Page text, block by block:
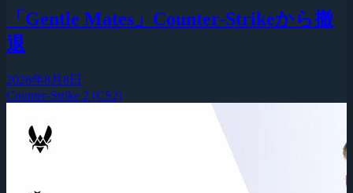
「Gentle Mates」Counter-Strikeから撤
退
2026年8月8日
Counter-Strike 2 (CS2)